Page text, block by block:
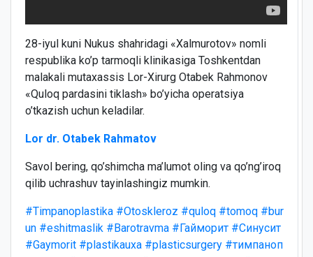
28-iyul kuni Nukus shahridagi «Xalmurotov» nomli
respublika ko’p tarmoqli klinikasiga Toshkentdan
malakali mutaxassis Lor-Xirurg Otabek Rahmonov
«Quloq pardasini tiklash» bo’yicha operatsiya
o’tkazish uchun keladilar.
Lor dr. Otabek Rahmatov
Savol bering, qo’shimcha ma’lumot oling va qo’ng’iroq
qilib uchrashuv tayinlashingiz mumkin.
#Timpanoplastika #Otoskleroz #quloq #tomoq #bur
un #eshitmaslik #Barotravma #Гайморит #Синусит
#Gaymorit #plastikauxa #plasticsurgery #тимпаноп